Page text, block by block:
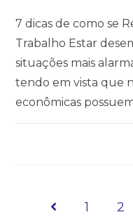
7 dicas de como se
Trabalho Estar
situações mais
tendo em vista que
econômicas
1 2